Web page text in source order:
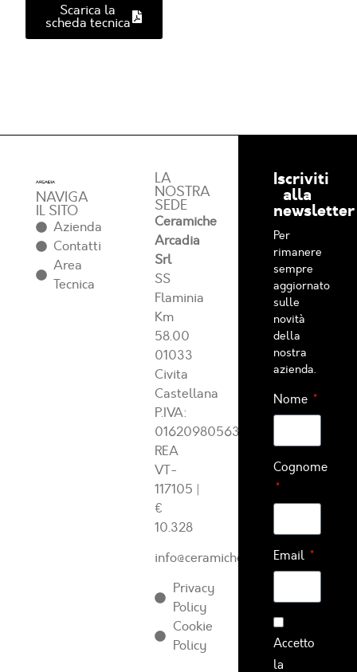
Scarica la
scheda tecnica
NAVIGA
IL SITO
Azienda
Contatti
Area
Tecnica
LA
NOSTRA
SEDE
Ceramiche
Arcadia
Srl
SS
Flaminia
Km
58.00
01033
Civita
Castellana
P.IVA:
01620980563
REA
VT-
117105 |
€
10.328
info@ceramichearcadia.com
Privacy
Policy
Cookie
Policy
Iscriviti
alla
newsletter
Per
rimanere
sempre
aggiornato
sulle
novità
della
nostra
azienda.
Nome
Cognome
Email
Accetto
la